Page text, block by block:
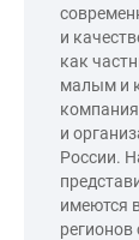
и
как
малым и
и
России.
имеются